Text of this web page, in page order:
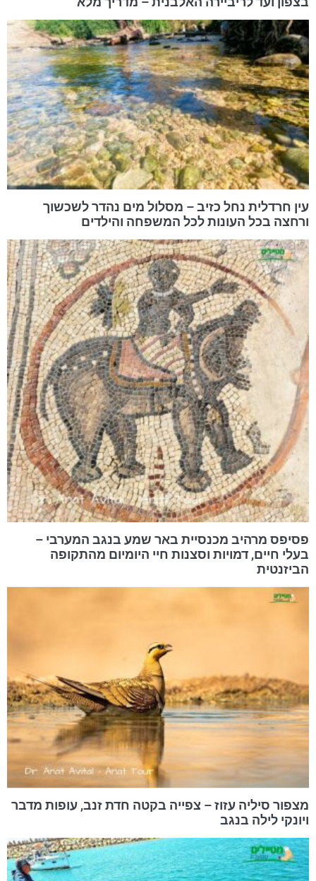
עין חרדלית נחל כזיב – מסלול מים נהדר לשכשוך
ורחצה בכל העונות לכל המשפחה והילדים
פסיפס מרהיב מכנסיית באר שמע בנגב המערבי –
בעלי חיים, דמויות וסצנות חיי היומיום מהתקופה
הביזנטית
מצפור סיליה עזוז – צפייה בקטה חדת זנב, עופות מדבר
ויונקי לילה בנגב